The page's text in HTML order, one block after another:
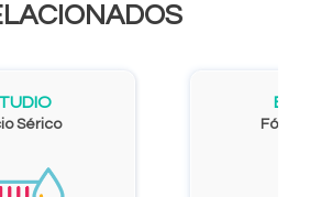
Sérico Fósforo